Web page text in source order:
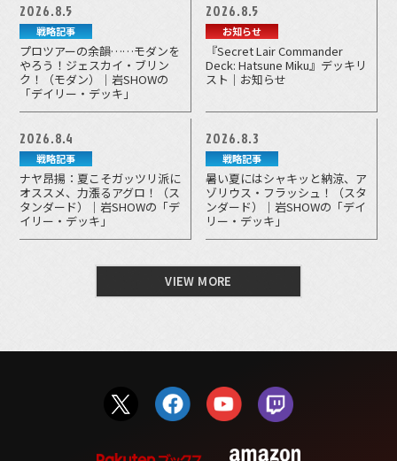
2026.8.5
戦略記事
プロツアーの余韻……モダンを
やろう！ジェスカイ・ブリン
ク！（モダン）｜岩SHOWの
「デイリー・デッキ」
2026.8.5
お知らせ
『Secret Lair Commander
Deck: Hatsune Miku』デッキリ
スト｜お知らせ
2026.8.4
戦略記事
ナヤ昂揚：夏こそガッツリ派に
オススメ、力漲るアグロ！（ス
タンダード）｜岩SHOWの「デ
イリー・デッキ」
2026.8.3
戦略記事
暑い夏にはシャキッと納涼、ア
ゾリウス・フラッシュ！（スタ
ンダード）｜岩SHOWの「デイ
リー・デッキ」
VIEW MORE